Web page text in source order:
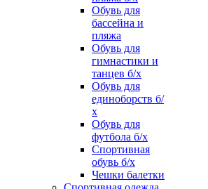
Обувь для
бассейна и
пляжа
Обувь для
гимнастики и
танцев б/х
Обувь для
единоборств б/
х
Обувь для
футбола б/х
Спортивная
обувь б/х
Чешки балетки